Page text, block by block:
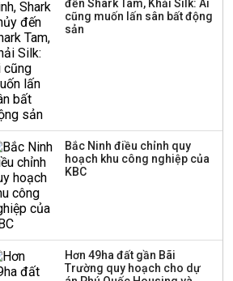
đến Shark Tam, Khải Silk: Ai
cũng muốn lấn sân bất động
sản
Bắc Ninh điều chỉnh quy
hoạch khu công nghiệp của
KBC
Hơn 49ha đất gần Bãi
Trường quy hoạch cho dự